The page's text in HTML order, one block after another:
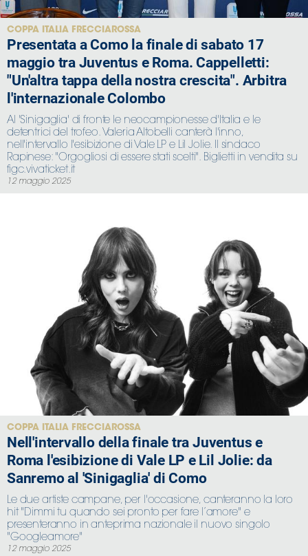
COPPA ITALIA FRECCIAROSSA
Presentata a Como la finale di sabato 17
maggio tra Juventus e Roma. Cappelletti:
"Un'altra tappa della nostra crescita". Arbitra
l'internazionale Colombo
Al 'Sinigaglia' di fronte le neocampionesse d'Italia e le
detentrici del trofeo. Valeria Altobelli canterà l'inno,
nell'intervallo l'esibizione di Vale LP e Lil Jolie. Il sindaco
Rapinese: "Orgogliosi di essere stati scelti". Biglietti in vendita su
figc.vivaticket.it
12 maggio 2025
COPPA ITALIA FRECCIAROSSA
Nell'intervallo della finale tra Juventus e
Roma l'esibizione di Vale LP e Lil Jolie: da
Sanremo al 'Sinigaglia' di Como
Le due artiste campane, per l'occasione, canteranno la loro
hit "Dimmi tu quando sei pronto per fare l’amore" e
presenteranno in anteprima nazionale il nuovo singolo
"Googleamore"
12 maggio 2025